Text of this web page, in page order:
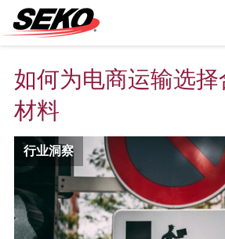
如何为电商运输选
材料
行业洞察